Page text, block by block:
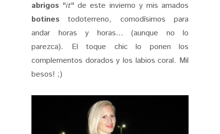
abrigos "it" de este invierno y mis amados
botines todoterreno, comodísimos para
andar horas y horas... (aunque no lo
parezca). El toque chic lo ponen los
complementos dorados y los labios coral. Mil
besos! ;)